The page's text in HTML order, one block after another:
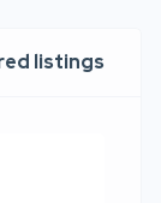
listings